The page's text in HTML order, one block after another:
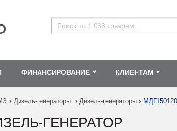
ФИНАНСИРОВАНИЕ КЛИЕНТАМ
Дизель-генераторы Дизель-генераторы
ГЕНЕРАТОР